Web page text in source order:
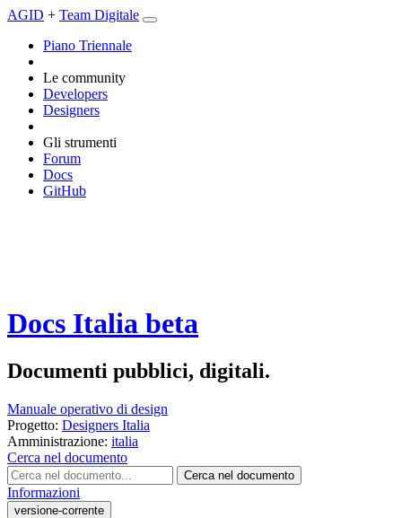
AGID + Team Digitale
Piano Triennale
Le community
Developers
Designers
Gli strumenti
Forum
Docs
GitHub
Docs Italia beta
Documenti pubblici, digitali.
Manuale operativo di design
Progetto: Designers Italia
Amministrazione: italia
Cerca nel documento
Cerca nel documento
Informazioni
versione-corrente